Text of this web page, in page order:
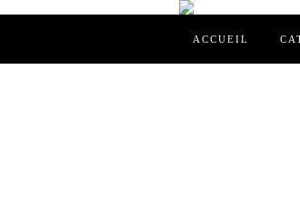
ACCUEIL